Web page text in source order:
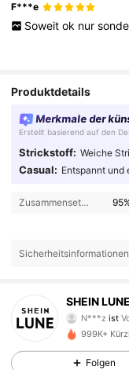
F***e
Soweit ok nur
Produktdetails
Merkmale der
Erstellt basierend auf den
Strickstoff: Weiche
Casual: Entspannt und
Zusammensetzung:
SHEIN LUNE
N***zist
ist
4,85
1M
999K+
Folgen